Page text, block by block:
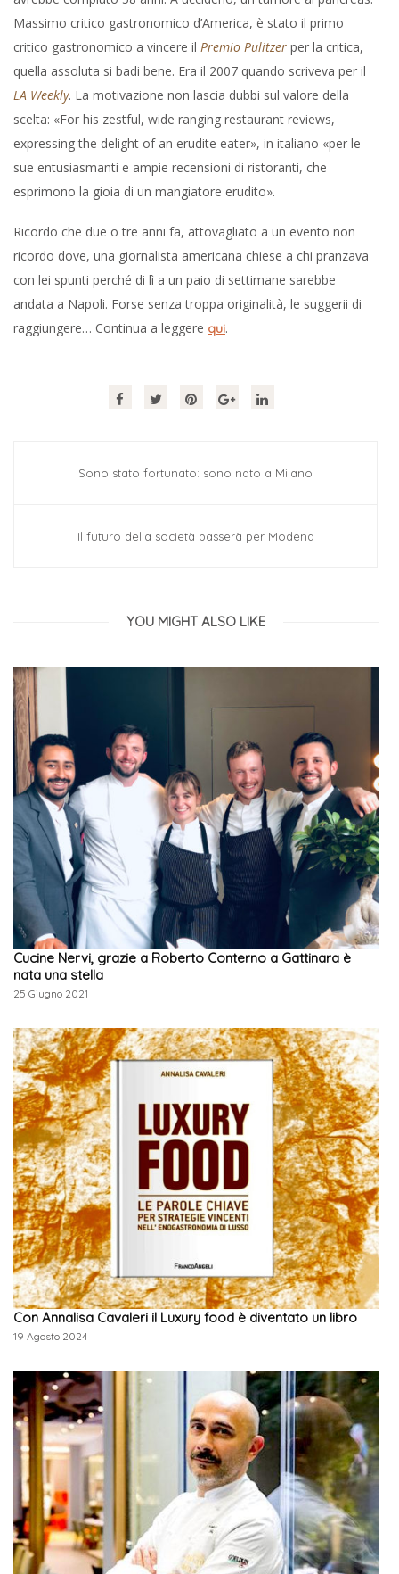
Massimo critico gastronomico d’America, è stato il primo
critico gastronomico a vincere il Premio Pulitzer per la critica,
quella assoluta si badi bene. Era il 2007 quando scriveva per il
LA Weekly. La motivazione non lascia dubbi sul valore della
scelta: «For his zestful, wide ranging restaurant reviews,
expressing the delight of an erudite eater», in italiano «per le
sue entusiasmanti e ampie recensioni di ristoranti, che
esprimono la gioia di un mangiatore erudito».
Ricordo che due o tre anni fa, attovagliato a un evento non
ricordo dove, una giornalista americana chiese a chi pranzava
con lei spunti perché di lì a un paio di settimane sarebbe
andata a Napoli. Forse senza troppa originalità, le suggerii di
raggiungere… Continua a leggere qui.
Sono stato fortunato: sono nato a Milano
Il futuro della società passerà per Modena
YOU MIGHT ALSO LIKE
Cucine Nervi, grazie a Roberto Conterno a Gattinara è
nata una stella
25 Giugno 2021
Con Annalisa Cavaleri il Luxury food è diventato un libro
19 Agosto 2024